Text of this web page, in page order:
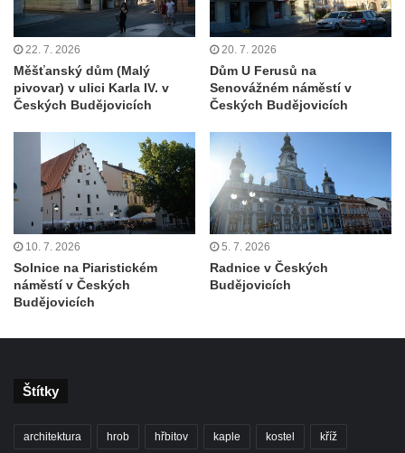
Dům čp. 181 v Mikovcově ulici ve Sloupu v
Dům čp. 167 v ulici Pod Hradem ve Sloupu
v Čechách
Dům čp. 172 v Palackého ulici v Novém
Boru
Dům čp. 170 na Palackého náměstí v
Novém Boru
Dům čp. 183 na Palackého náměstí v
Novém Boru
Dům čp. 184 na Palackého náměstí v
Boru
22. 7. 2026
Měšťanský dům (Malý
pivovar) v ulici Karla IV. v
Českých Budějovicích
20. 7. 2026
Dům U Ferusů na
Senovážném náměstí v
Českých Budějovicích
10. 7. 2026
Solnice na Piaristickém
náměstí v Českých
Budějovicích
5. 7. 2026
Radnice v Českých
Budějovicích
Štítky
architektura hrob hřbitov kaple kostel kříž